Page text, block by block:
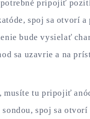
pripojiť
spoj sa otvorí
bude vysielať
sa uzavrie a na
musíte tu pripojiť
spoj sa otvorí